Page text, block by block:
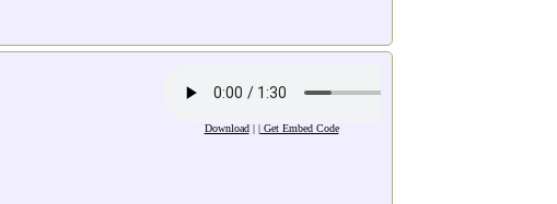
Download| |Get Embed Code